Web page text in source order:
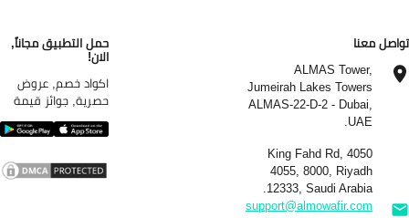
معنا
ALMAS Tower,
Jumeirah Lakes Towers
ALMAS-22-D-2 - Dubai,
UAE.
4050 King Fahd Rd,
4055, 8000, Riyadh
12333, Saudi Arabia.
support@almowafir.com
حمل التطبيق مجاناً,
الان!
اكواد خصم, عروض
حصرية, جوائز قيمة